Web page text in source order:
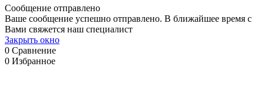
Сообщение отправлено
Ваше сообщение успешно отправлено. В ближайшее время с
Вами свяжется наш специалист
Закрыть окно
0 Сравнение
0 Избранное